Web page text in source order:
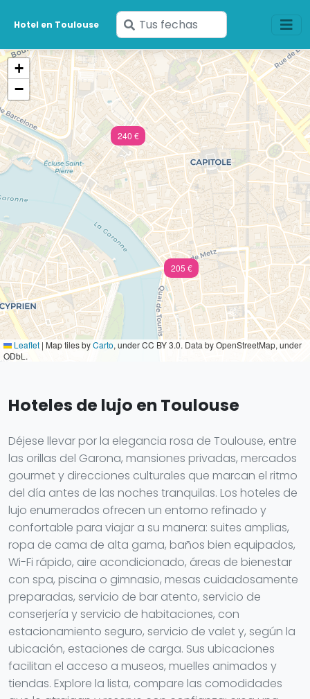
Hotel en Toulouse
Ingresa
tus
fechas
205 €
240 €
+
−
Leaflet | Map tiles byCarto, under CC BY 3.0. Data by OpenStreetMap, under
ODbL.
Hoteles de lujo en Toulouse
Déjese llevar por la elegancia rosa de Toulouse, entre
las orillas del Garona, mansiones privadas, mercados
gourmet y direcciones culturales que marcan el ritmo
del día antes de las noches tranquilas. Los hoteles de
lujo enumerados ofrecen un entorno refinado y
confortable para viajar a su manera: suites amplias,
ropa de cama de alta gama, baños bien equipados,
Wi-Fi rápido, aire acondicionado, áreas de bienestar
con spa, piscina o gimnasio, mesas cuidadosamente
preparadas, servicio de bar atento, servicio de
conserjería y servicio de habitaciones, con
estacionamiento seguro, servicio de valet y, según la
ubicación, estaciones de carga. Sus ubicaciones
facilitan el acceso a museos, muelles animados y
tiendas. Explore la lista, compare las comodidades